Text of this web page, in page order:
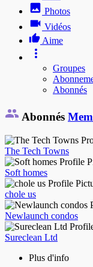
Photos
Vidéos
Aime
Groupes
Abonnés
Abonnés
The Tech Towns
Soft homes
chole us
Newlaunch condos
Sureclean Ltd
Plus d'info